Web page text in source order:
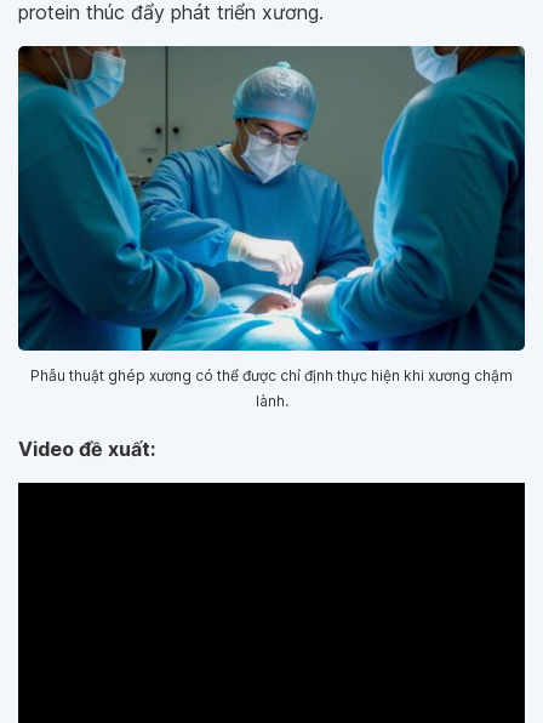
protein thúc đẩy phát triển xương.
Phẫu thuật ghép xương có thể được chỉ định thực hiện khi xương chậm
lành.
Video đề xuất: